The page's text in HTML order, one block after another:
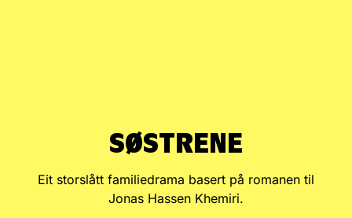
SØSTRENE
Eit storslått familiedrama basert på romanen til
Jonas Hassen Khemiri.